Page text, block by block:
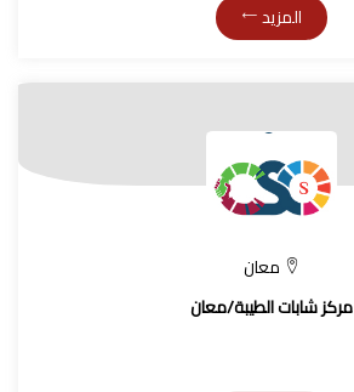
المزيد
معان
مركز شابات الطيبة/معان